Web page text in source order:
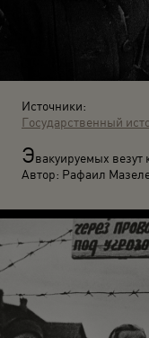
Источники:
Государственный
Эвакуируемых везут
Автор: Рафаил